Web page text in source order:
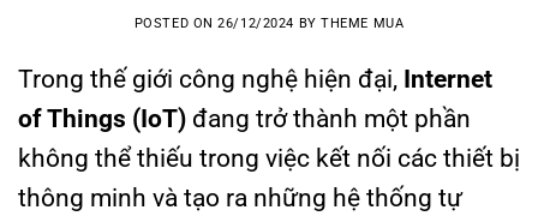
POSTED ON26/12/2024 BYTHEME MUA
Trong thế giới công nghệ hiện đại, Internet
of Things (IoT) đang trở thành một phần
không thể thiếu trong việc kết nối các thiết bị
thông minh và tạo ra những hệ thống tự